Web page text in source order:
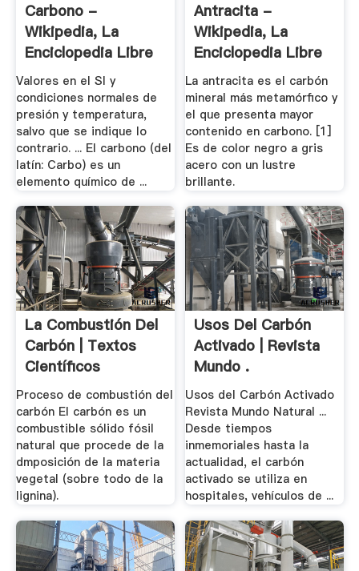
Carbono -
Wikipedia, La
Enciclopedia Libre
Valores en el SI y
condiciones normales de
presión y temperatura,
salvo que se indique lo
contrario. ... El carbono (del
latín: Carbo) es un
elemento químico de ...
Antracita -
Wikipedia, La
Enciclopedia Libre
La antracita es el carbón
mineral más metamórfico y
el que presenta mayor
contenido en carbono. [1]
Es de color negro a gris
acero con un lustre
brillante.
La Combustión Del
Carbón | Textos
Científicos
Proceso de combustión del
carbón El carbón es un
combustible sólido fósil
natural que procede de la
dmposición de la materia
vegetal (sobre todo de la
lignina).
Usos Del Carbón
Activado | Revista
Mundo .
Usos del Carbón Activado
Revista Mundo Natural ...
Desde tiempos
inmemoriales hasta la
actualidad, el carbón
activado se utiliza en
hospitales, vehículos de ...